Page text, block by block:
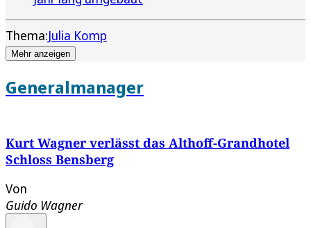
Thema:Julia Komp
Mehr anzeigen
Generalmanager
Kurt Wagner verlässt das Althoff-Grandhotel
Schloss Bensberg
Von
Guido Wagner